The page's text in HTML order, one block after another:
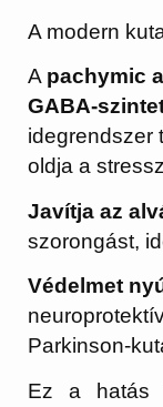
A modern
A pachymic
GABA-
idegrendszer
oldja a
Javítja az
szorongást,
Védelmet
Parkinson-
Ez a hatás